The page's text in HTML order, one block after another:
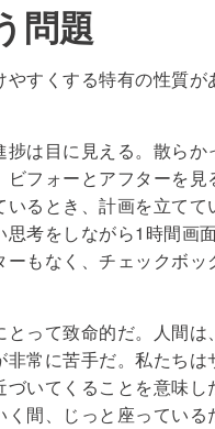
問題
すくする特有の性質
は目に見える。散ら
フォーとアフターを
いるとき、計画を立て
思考をしながら1時間画
ーもなく、チェックボ
って致命的だ。人間
常に苦手だ。私たち
づいてくることを意味
間、じっと座っている